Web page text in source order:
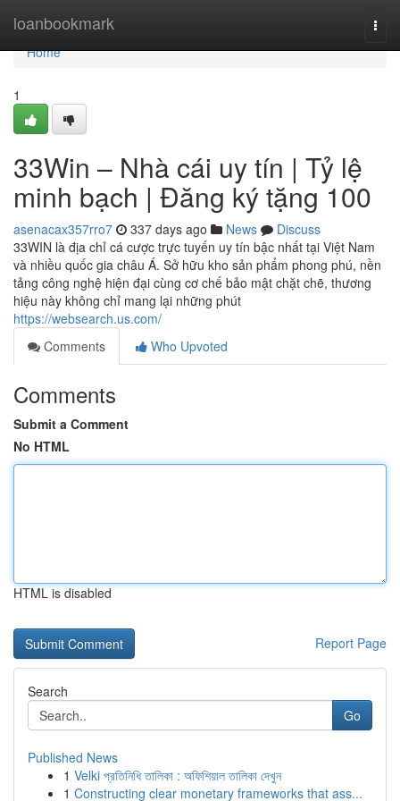
loanbookmark
Home
Home
1
33Win – Nhà cái uy tín | Tỷ lệ
minh bạch | Đăng ký tặng 100
asenacax357rro7 337 days ago News
Discuss
33WIN là địa chỉ cá cược trực tuyến uy tín bậc nhất tại Việt Nam
và nhiều quốc gia châu Á. Sở hữu kho sản phẩm phong phú, nền
tảng công nghệ hiện đại cùng cơ chế bảo mật chặt chẽ, thương
hiệu này không chỉ mang lại những phút
https://websearch.us.com/
Comments
Who Upvoted
Comments
Submit a Comment
No HTML
HTML is disabled
Report Page
Search
Go
Published News
1 Velki প্রতিনিধি তালিকা : অফিশিয়াল তালিকা দেখুন
1 Constructing clear monetary frameworks that ass...